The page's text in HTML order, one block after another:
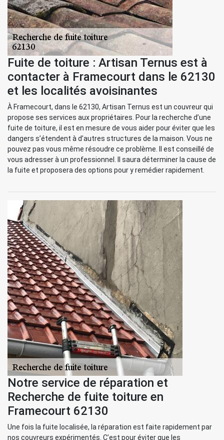
Fuite de toiture : Artisan Ternus est à
contacter à Framecourt dans le 62130
et les localités avoisinantes
À Framecourt, dans le 62130, Artisan Ternus est un couvreur qui
propose ses services aux propriétaires. Pour la recherche d’une
fuite de toiture, il est en mesure de vous aider pour éviter que les
dangers s’étendent à d’autres structures de la maison. Vous ne
pouvez pas vous même résoudre ce problème. Il est conseillé de
vous adresser à un professionnel. Il saura déterminer la cause de
la fuite et proposera des options pour y remédier rapidement.
Notre service de réparation et
Recherche de fuite toiture en
Framecourt 62130
Une fois la fuite localisée, la réparation est faite rapidement par
nos couvreurs expérimentés. C’est pour éviter que les